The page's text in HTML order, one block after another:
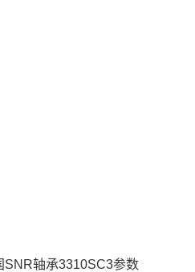
SNR轴承3310SC3参数